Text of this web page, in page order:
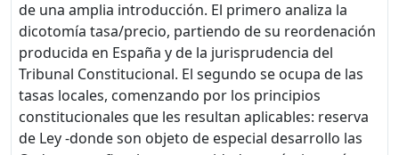
de una amplia introducción. El primero analiza la
dicotomía tasa/precio, partiendo de su reordenación
producida en España y de la jurisprudencia del
Tribunal Constitucional. El segundo se ocupa de las
tasas locales, comenzando por los principios
constitucionales que les resultan aplicables: reserva
de Ley -donde son objeto de especial desarrollo las